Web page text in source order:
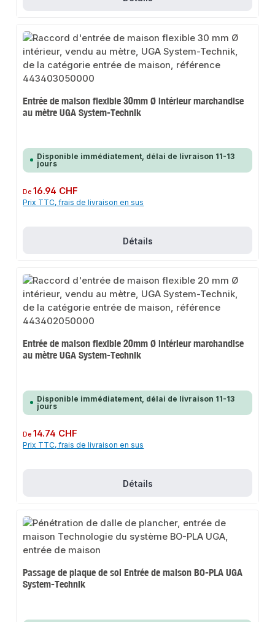
Entrée de maison flexible 30mm Ø intérieur marchandise
au mètre UGA System-Technik
Disponible immédiatement, délai de livraison 11-13
jours
Prix régulier :
De16.94 CHF
Prix TTC, frais de livraison en sus
Détails
Entrée de maison flexible 20mm Ø intérieur marchandise
au mètre UGA System-Technik
Disponible immédiatement, délai de livraison 11-13
jours
Prix régulier :
De14.74 CHF
Prix TTC, frais de livraison en sus
Détails
Passage de plaque de sol Entrée de maison BO-PLA UGA
System-Technik